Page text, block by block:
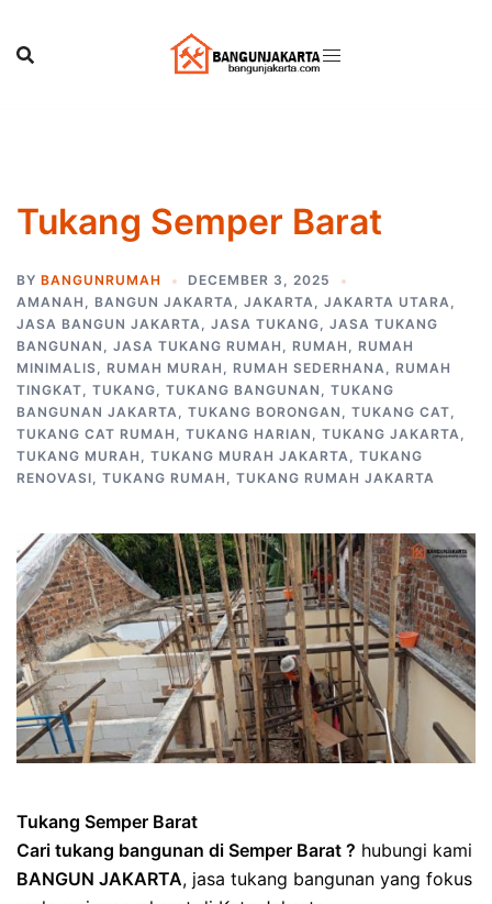
content
Tukang Semper Barat
BY BANGUNRUMAH
DECEMBER 3, 2025
AMANAH , BANGUN JAKARTA, JAKARTA, JAKARTA UTARA,
JASA BANGUN JAKARTA, JASA TUKANG, JASA TUKANG
BANGUNAN , JASA TUKANG RUMAH , RUMAH , RUMAH
MINIMALIS, RUMAH MURAH , RUMAH SEDERHANA, RUMAH
TINGKAT, TUKANG, TUKANG BANGUNAN , TUKANG
BANGUNAN JAKARTA, TUKANG BORONGAN , TUKANG CAT,
TUKANG CAT RUMAH , TUKANG HARIAN , TUKANG JAKARTA,
TUKANG MURAH , TUKANG MURAH JAKARTA, TUKANG
RENOVASI, TUKANG RUMAH , TUKANG RUMAH JAKARTA
Tukang Semper Barat
Cari tukang bangunan di Semper Barat ? hubungi kami
BANGUN JAKARTA, jasa tukang bangunan yang fokus